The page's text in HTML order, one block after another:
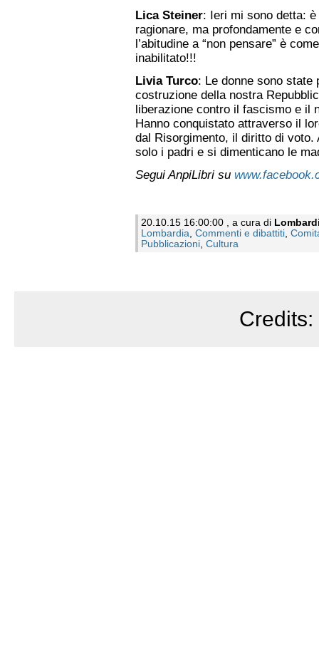
Lica Steiner: Ieri mi sono detta:
ragionare, ma profondamente e
l’abitudine a “non pensare” è
inabilitato!!!
Livia Turco: Le donne sono state
costruzione della nostra
liberazione contro il fascismo e il
Hanno conquistato attraverso il
dal Risorgimento, il diritto di voto.
solo i padri e si dimenticano le
Segui AnpiLibri su
20.10.15 16:00:00 , a cura di
Lombardia Commenti e dibattiti
Pubblicazioni Cultura
Credits: